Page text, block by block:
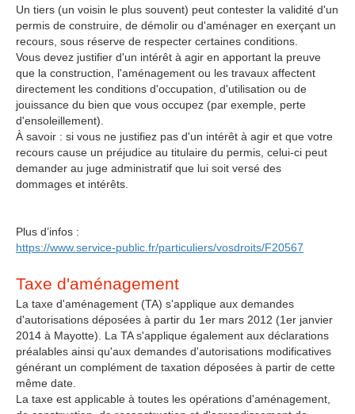
Un tiers (un voisin le plus souvent) peut contester la validité d'un
permis de construire, de démolir ou d'aménager en exerçant un
recours, sous réserve de respecter certaines conditions.
Vous devez justifier d'un intérêt à agir en apportant la preuve
que la construction, l'aménagement ou les travaux affectent
directement les conditions d'occupation, d'utilisation ou de
jouissance du bien que vous occupez (par exemple, perte
d'ensoleillement).
À savoir : si vous ne justifiez pas d'un intérêt à agir et que votre
recours cause un préjudice au titulaire du permis, celui-ci peut
demander au juge administratif que lui soit versé des
dommages et intérêts.
Plus d’infos :
https://www.service-public.fr/particuliers/vosdroits/F20567
Taxe d'aménagement
La taxe d'aménagement (TA) s'applique aux demandes
d'autorisations déposées à partir du 1er mars 2012 (1er janvier
2014 à Mayotte). La TA s'applique également aux déclarations
préalables ainsi qu'aux demandes d'autorisations modificatives
générant un complément de taxation déposées à partir de cette
même date.
La taxe est applicable à toutes les opérations d'aménagement,